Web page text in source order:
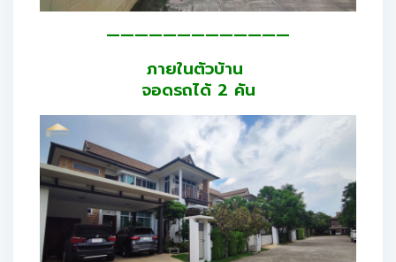
—————————————
ภายในตัวบ้าน
จอดรถได้ 2 คัน